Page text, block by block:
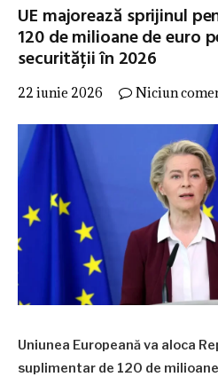
UE majorează sprijinul
120 de milioane de euro
securității în 2026
22 iunie 2026 Niciun
Uniunea Europeană va aloca
suplimentar de 120 de